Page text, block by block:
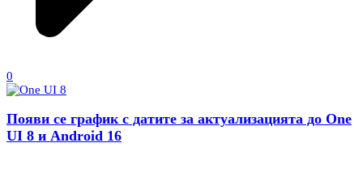
0
Появи се график с датите за актуализацията до One
UI 8 и Android 16